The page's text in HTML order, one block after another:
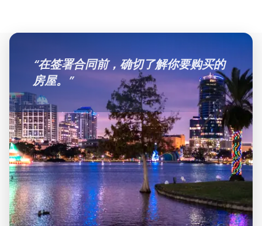
“在签署合同前，确切了解你要购买的
房屋。 ”